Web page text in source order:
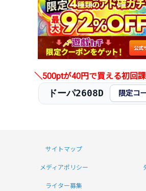
＼500ptが40円で買える初回
ドーパ2608D 限定コ
サイトマップ
メディアポリシー
ライター募集